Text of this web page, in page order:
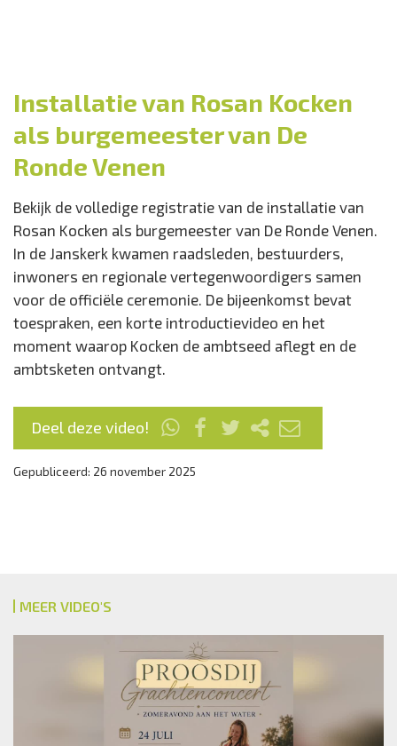
Installatie van Rosan Kocken
als burgemeester van De
Ronde Venen
Bekijk de volledige registratie van de installatie van
Rosan Kocken als burgemeester van De Ronde Venen.
In de Janskerk kwamen raadsleden, bestuurders,
inwoners en regionale vertegenwoordigers samen
voor de officiële ceremonie. De bijeenkomst bevat
toespraken, een korte introductievideo en het
moment waarop Kocken de ambtseed aflegt en de
ambtsketen ontvangt.
Deel deze video!
Gepubliceerd: 26 november 2025
MEER VIDEO'S